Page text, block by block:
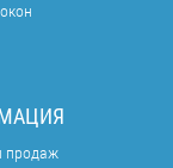
продаж